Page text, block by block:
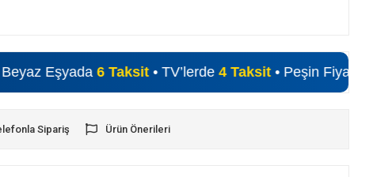
6 Taksit• TV’lerde4 Taksit• Peşin Fiyatına Alışveriş
Sipariş Ürün Önerileri